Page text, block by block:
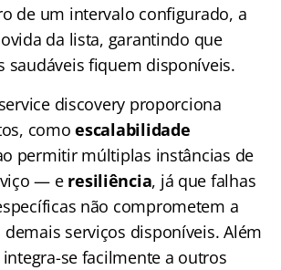
de um intervalo configurado, a
da lista, garantindo que
saudáveis fiquem disponíveis.
discovery proporciona
comoescalabilidade
permitir múltiplas instâncias de
— e resiliência, já que falhas
não comprometem a
serviços disponíveis. Além
integra-se facilmente a outros